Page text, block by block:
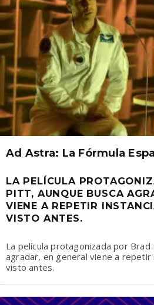
Ad Astra: La Fórmula
LA PELÍCULA
PITT, AUNQUE BUSCA
VIENE A REPETIR
VISTO ANTES.
La película protagonizada por Brad
agradar, en general viene a repetir
visto antes.